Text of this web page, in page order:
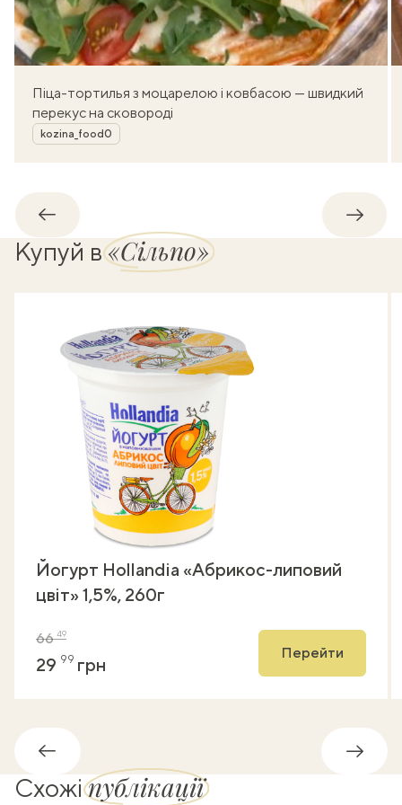
Піца-тортилья з моцарелою і ковбасою — швидкий
перекус на сковороді
Автор
kozina_food0
Назад
Купуй в«Сільпо»
Йогурт Hollandia «Абрикос-липовий
цвіт» 1,5%, 260г
6649
29 99 грн
Перейти
Назад
Схожіпублікації